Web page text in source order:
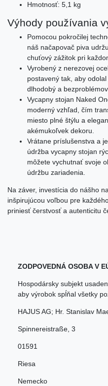
Hmotnosť: 5,1 kg
Výhody používania
Pomocou pokročilej
náš načapovač piva
chuťový zážitok pri
Vyrobený z nerezovej
postavený tak, aby
dlhodobý a
Vycapny stojan Naked
moderný vzhľad, čím
miesto plné štýlu a
akémukoľvek dekoru.
Vrátane príslušenstva a
údržba vycapny stojan
môžete vychutnať svoje
údržbu zariadenia.
Na záver, investícia do nášho
inšpirujúcou voľbou pre
priniesť čerstvosť a autenticitu
ZODPOVEDNÁ OSOBA V
Hospodársky subjekt
aby výrobok spĺňal všetky
HAJUS AG; Hr. Stanislav
Spinnereistraße 3
01591
Riesa
Nemecko